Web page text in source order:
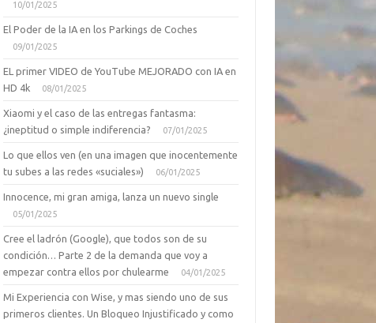
10/01/2025
El Poder de la IA en los Parkings de Coches
09/01/2025
EL primer VIDEO de YouTube MEJORADO con IA en
HD 4k
08/01/2025
Xiaomi y el caso de las entregas fantasma:
¿ineptitud o simple indiferencia?
07/01/2025
Lo que ellos ven (en una imagen que inocentemente
tu subes a las redes «suciales»)
06/01/2025
Innocence, mi gran amiga, lanza un nuevo single
05/01/2025
Cree el ladrón (Google), que todos son de su
condición… Parte 2 de la demanda que voy a
empezar contra ellos por chulearme
04/01/2025
Mi Experiencia con Wise, y mas siendo uno de sus
primeros clientes. Un Bloqueo Injustificado y como